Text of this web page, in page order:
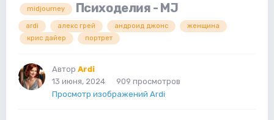
midjourney Психоделия - MJ
ardi алекс грей андроид джонс
женщина
крис дайер
портрет
Автор Ardi
13 июня, 2024
909 просмотров
Просмотр изображений Ardi